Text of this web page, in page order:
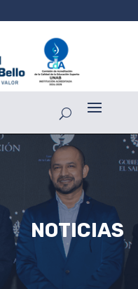
NOTICIAS